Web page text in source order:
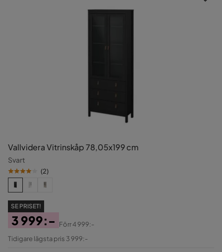
Vallvidera Vitrinskåp 78,05x199 cm
Svart
(2)
SE PRISET!
Pris
3 999:-
Original
Förr4 999:-
Tidigare lägsta pris 3 999:-